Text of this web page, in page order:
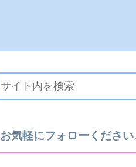
お気軽にフォローください